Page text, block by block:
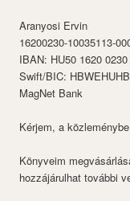
Aranyosi Ervin
16200230-10035113-
IBAN: HU50 1620
Swift/BIC:
MagNet Bank
Kérjem, a
Könyveim
hozzájárulhat további